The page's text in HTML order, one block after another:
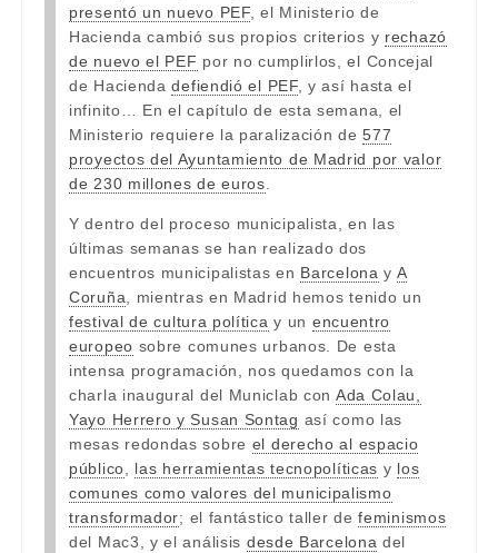
presentó un nuevo PEF, el Ministerio de
Hacienda cambió sus propios criterios y rechazó
de nuevo el PEF por no cumplirlos, el Concejal
de Haciendadefiendió el PEF, y así hasta el
infinito… En el capítulo de esta semana, el
Ministerio requiere la paralización de577
proyectos del Ayuntamiento de Madrid por valor
de 230 millones de euros
Y dentro del proceso municipalista, en las
últimas semanas se han realizado dos
encuentros municipalistas en Barcelona y A
Coruña , mientras en Madrid hemos tenido un
festival de cultura política y un encuentro
europeo sobre comunes urbanos. De esta
intensa programación, nos quedamos con la
charla inaugural del Municlab con Ada Colau,
Yayo Herrero y Susan Sontag así como las
mesas redondas sobre el derecho al espacio
público
las herramientas tecnopolíticas y los
comunes como valores del municipalismo
transformador; el fantástico taller defeminismos
del Mac3, y el análisis desde Barcelona del